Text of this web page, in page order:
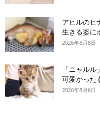
アヒルのヒ
生きる姿に
2026年8月8日
「ニャル
可愛かっ
2026年8月6日